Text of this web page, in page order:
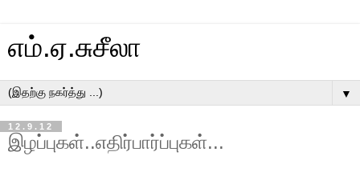
எம்.ஏ.சுசீலா
▼
12.9.12
இழப்புகள்..எதிர்பார்ப்புகள்...